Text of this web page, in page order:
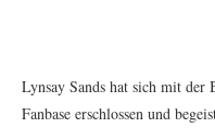
Lynsay Sands hat sich mit der
Fanbase erschlossen und